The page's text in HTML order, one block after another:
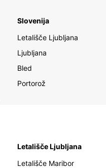
Slovenija
Letališče Ljubljana
Ljubljana
Bled
Portorož
Letališče Ljubljana
Letališče Maribor